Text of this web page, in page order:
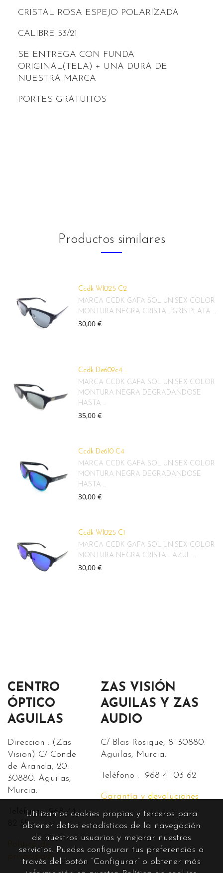
CRISTAL ROSA ESPEJO POLARIZADA
CALIBRE 53/21
SE ENTREGA CON FUNDA
ORIGINAL(TELA) + UNA DURA DE
NUESTRA MARCA
PORTES GRATUITOS
Productos similares
Ccdk Wl025 C2
MARCA CCDK GAFA SOL UNISEX COLOR
MONTURA NEGRA CRISTAL GRIS PLATA ...
30,00 €
Ccdk De609c4
MARCA CCDK GAFA SOL UNISEX COLOR
MONTURA NEGRA DEGRADANDOSE
HASTA ...
35,00 €
Ccdk De610 C4
MARCA CCDK GAFA SOL UNISEX COLOR
MONTURA NEGRA DEGRADANDOSE
HASTA ...
30,00 €
Ccdk Wl025 C1
MARCA CCDK GAFA SOL UNISEX COLOR
MONTURA NEGRA CRISTAL AZUL ...
30,00 €
CENTRO
ÓPTICO
AGUILAS
Direccion : (Zas
Vision) C/ Conde
de Aranda, 20.
30880. Aguilas,
Murcia.
Teléfono : 968 44
82 55.
Política de
privacidad
ZAS VISIÓN
AGUILAS Y ZAS
AUDIO
C/ Blas Rosique, 8. 30880.
Aguilas, Murcia.
Teléfono : 968 41 03 62
Garantía y devoluciones
Utilizamos cookies propias y terceros para
obtener datos estadísticos de la navegación
de nuestros usuarios y mejorar nuestros
servicios. Puedes configurar tus preferencias a
través del botón “Configurar” o obtener más